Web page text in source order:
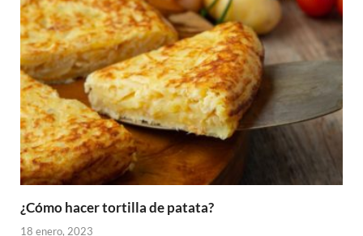
¿Cómo hacer tortilla de patata?
18 enero, 2023